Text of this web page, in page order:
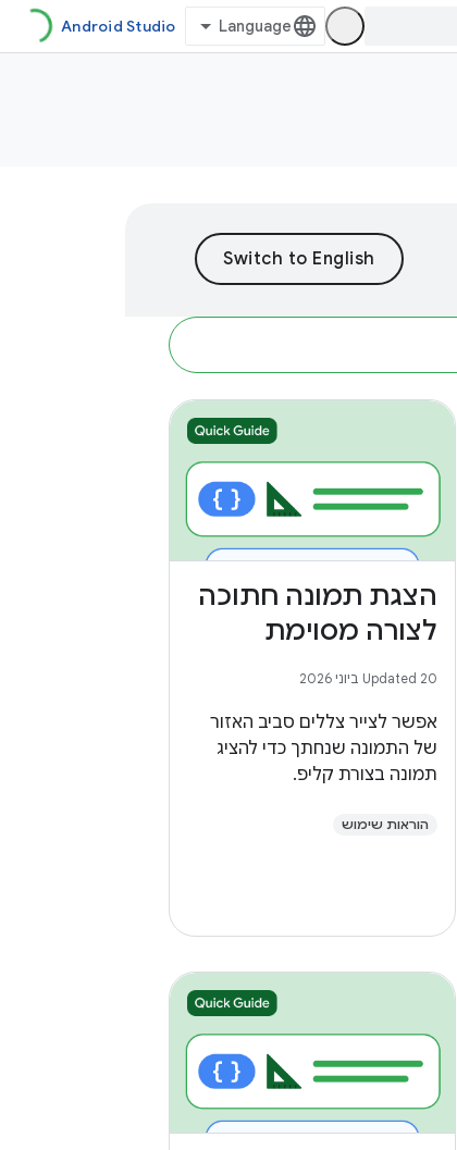
Android Studio
הצגת תמונה חתוכה
לצורה מסוימת
Updated 20 ביוני 2026
אפשר לצייר צללים סביב האזור
של התמונה שנחתך כדי להציג
תמונה בצורת קליפ.
הוראות שימוש